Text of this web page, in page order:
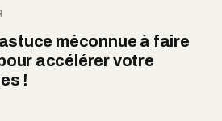
méconnue à faire
accélérer votre
!